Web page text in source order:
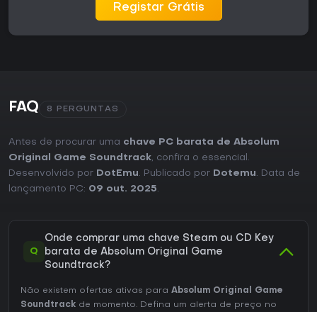
Registar Grátis
FAQ 8 PERGUNTAS
Antes de procurar uma chave PC barata de Absolum
Original Game Soundtrack, confira o essencial.
Desenvolvido por DotEmu. Publicado por Dotemu. Data de
lançamento PC: 09 out. 2025.
Q
Onde comprar uma chave Steam ou CD Key
barata de Absolum Original Game
Soundtrack?
Não existem ofertas ativas para Absolum Original Game
Soundtrack de momento. Defina um alerta de preço no